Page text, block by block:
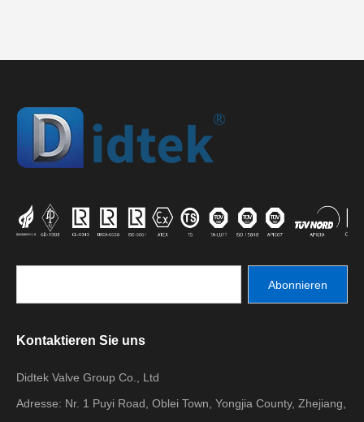
Abonnieren
Kontaktieren Sie uns
Didtek Valve Group Co., Ltd
Adresse: Nr. 1 Puyi Road, Oblei Town, Yongjia County, Zhejiang,